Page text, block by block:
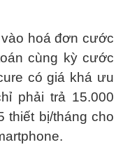
hoá đơn cước
cùng kỳ cước
có giá khá ưu
phải trả 15.000
thiết bị/tháng cho